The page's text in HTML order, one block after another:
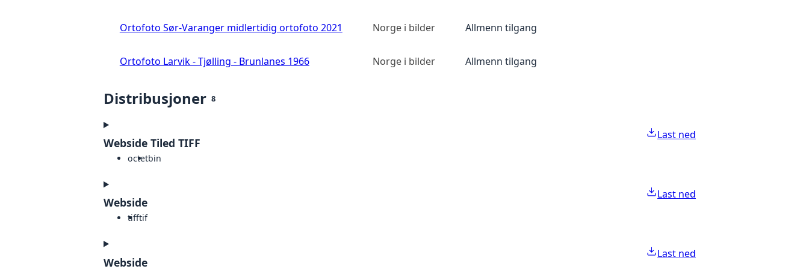
Ortofoto Sør-Varanger midlertidig ortofoto 2021 Norge i bilder Allmenn tilgang
Ortofoto Larvik - Tjølling - Brunlanes 1966 Norge i bilder Allmenn tilgang
Distribusjoner 8
Webside Tiled TIFF
octetbin
Last ned
Webside
tifftif
Last ned
Webside
Last ned